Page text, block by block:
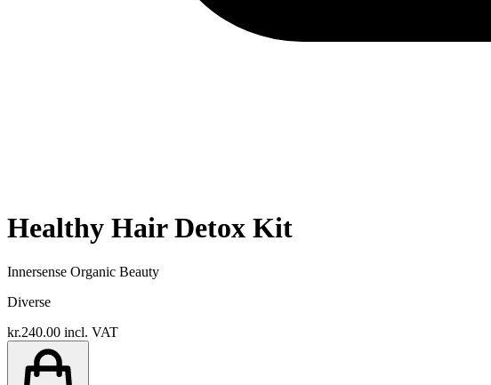
Healthy Hair Detox Kit
Innersense Organic Beauty
Diverse
kr.240.00 incl. VAT